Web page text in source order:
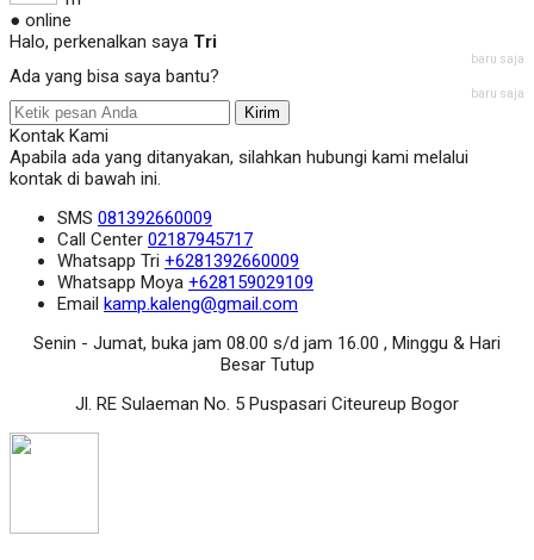
● online
Halo, perkenalkan saya Tri
baru saja
Ada yang bisa saya bantu?
baru saja
Kirim
Kontak Kami
Apabila ada yang ditanyakan, silahkan hubungi kami melalui
kontak di bawah ini.
SMS 081392660009
Call Center 02187945717
Whatsapp Tri +6281392660009
Whatsapp Moya +628159029109
Email kamp.kaleng@gmail.com
Senin - Jumat, buka jam 08.00 s/d jam 16.00 , Minggu & Hari
Besar Tutup
Jl. RE Sulaeman No. 5 Puspasari Citeureup Bogor